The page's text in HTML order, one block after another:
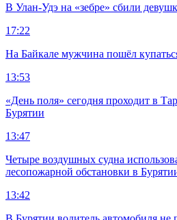
В Улан-Удэ на «зебре» сбили
17:22
На Байкале мужчина пошёл
13:53
«День поля» сегодня проходит в
Бурятии
13:47
Четыре воздушных судна
лесопожарной обстановки в
13:42